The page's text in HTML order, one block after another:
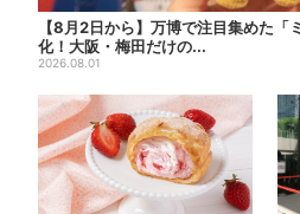
【8月2日から】万博で注目集めた
化！大阪・梅田だけの...
2026.08.01